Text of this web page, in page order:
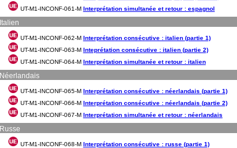
UT-M1-INCONF-061-M Interprétation simultanée et retour : espagnol
Italien
UT-M1-INCONF-062-M Interprétation consécutive : italien (partie 1)
UT-M1-INCONF-063-M Inteprétation consécutive : italien (partie 2)
UT-M1-INCONF-064-M Interprétation simultanée et retour : italien
Néerlandais
UT-M1-INCONF-065-M Interprétation consécutive : néerlandais (partie 1)
UT-M1-INCONF-066-M Interprétation consécutive : néerlandais (partie 2)
UT-M1-INCONF-067-M Interprétation simultanée et retour : néerlandais
Russe
UT-M1-INCONF-068-M Interprétation consécutive : russe (partie 1)